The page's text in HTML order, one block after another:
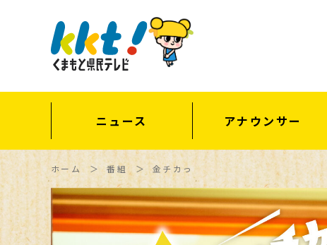
ニュース アナウンサー
ホーム 番組 金チカっ